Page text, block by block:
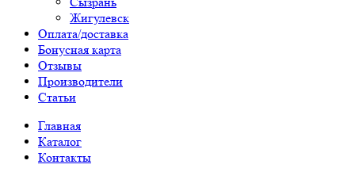
Жигулевск
Оплата/доставка
Бонусная карта
Отзывы
Производители
Статьи
Главная
Каталог
Контакты